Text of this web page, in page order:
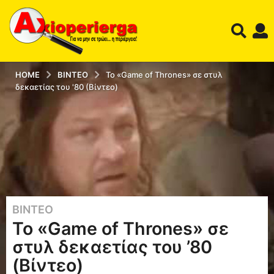
HOME ΒΊΝΤΕΟ
Το «Game of Thrones» σε στυλ
δεκαετίας του '80 (Βίντεο)
1
2
τ
η
ΒΊΝΤΕΟ
Το «Game of Thrones» σε
στυλ δεκαετίας του ’80
(Βίντεο)